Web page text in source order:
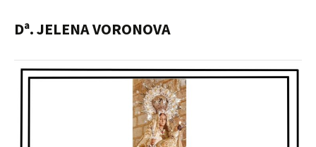
Dª. JELENA VORONOVA